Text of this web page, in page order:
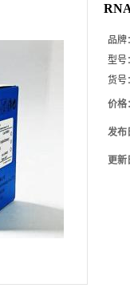
品牌
型号
货号
价格
发布
更新